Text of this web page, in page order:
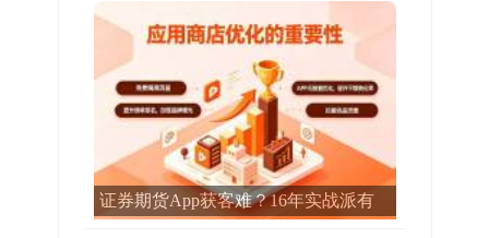
证券期货App获客难？16年实战派有